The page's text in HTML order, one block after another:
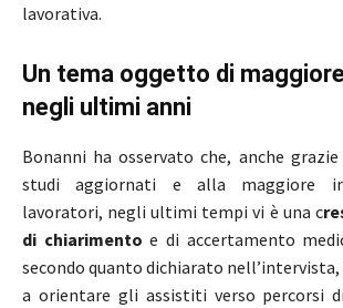
lavorativa.
Un tema oggetto di
negli ultimi anni
Bonanni ha osservato che, anche
studi aggiornati e alla maggiore
lavoratori, negli ultimi tempi vi è una c
di chiarimento e di accertamento
secondo quanto dichiarato
a orientare gli assistiti verso percorsi